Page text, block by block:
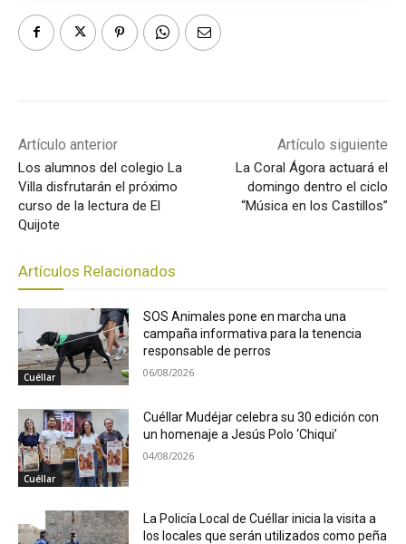
Artículo anterior
Los alumnos del colegio La
Villa disfrutarán el próximo
curso de la lectura de El
Quijote
Artículo siguiente
La Coral Ágora actuará el
domingo dentro el ciclo
“Música en los Castillos”
Artículos Relacionados
Cuéllar
SOS Animales pone en marcha una
campaña informativa para la tenencia
responsable de perros
06/08/2026
Cuéllar
Cuéllar Mudéjar celebra su 30 edición con
un homenaje a Jesús Polo ‘Chiqui’
04/08/2026
La Policía Local de Cuéllar inicia la visita a
los locales que serán utilizados como peña